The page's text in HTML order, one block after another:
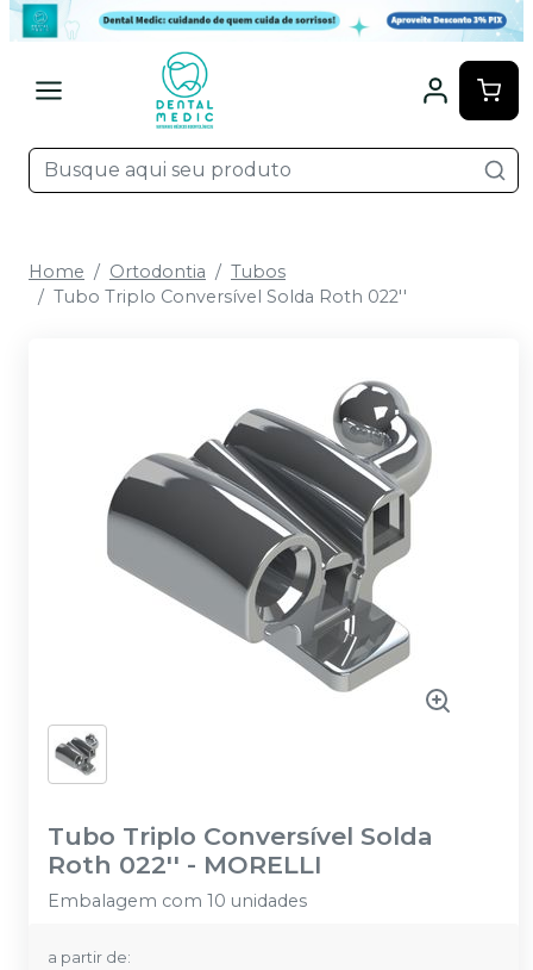
Home Ortodontia
Tubos
Tubo Triplo Conversível Solda Roth 022''
Tubo Triplo Conversível Solda
Roth 022'' - MORELLI
Embalagem com 10 unidades
a partir de: